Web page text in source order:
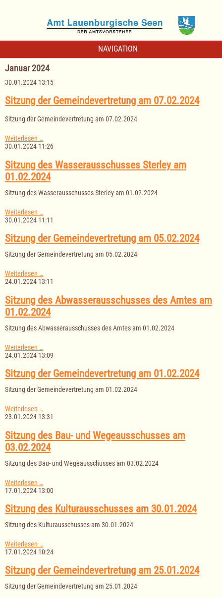
NAVIGATION
Januar 2024
30.01.2024 13:15
Sitzung der Gemeindevertretung am 07.02.2024
Sitzung der Gemeindevertretung am 07.02.2024
Weiterlesen …Sitzung
der
am
07.02.2024
30.01.2024 11:26
Sitzung des Wasserausschusses Sterley am
01.02.2024
Sitzung des Wasserausschusses Sterley am 01.02.2024
Weiterlesen …
des
Sterley
am
01.02.2024
30.01.2024 11:11
Sitzung der Gemeindevertretung am 05.02.2024
Sitzung der Gemeindevertretung am 05.02.2024
Weiterlesen …Sitzung
der
am
05.02.2024
24.01.2024 13:11
Sitzung des Abwasserausschusses des Amtes am
01.02.2024
Sitzung des Abwasserausschusses des Amtes am 01.02.2024
Weiterlesen …
des
des
Amtes
am
01.02.2024
24.01.2024 13:09
Sitzung der Gemeindevertretung am 01.02.2024
Sitzung der Gemeindevertretung am 01.02.2024
Weiterlesen …
der
am
01.02.2024
23.01.2024 13:31
Sitzung des Bau- und Wegeausschusses am
03.02.2024
Sitzung des Bau- und Wegeausschusses am 03.02.2024
Weiterlesen …
des
und
Wegeausschusses
am
03.02.2024
17.01.2024 13:00
Sitzung des Kulturausschusses am 30.01.2024
Sitzung des Kulturausschusses am 30.01.2024
Weiterlesen …
des
am
30.01.2024
17.01.2024 10:24
Sitzung der Gemeindevertretung am 25.01.2024
Sitzung der Gemeindevertretung am 25.01.2024